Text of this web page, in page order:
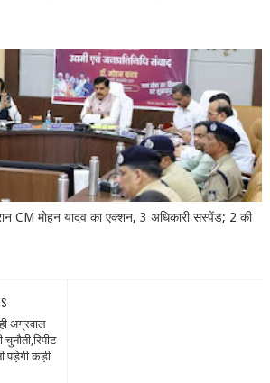
CM मोहन यादव का एक्शन, 3 अधिकारी सस्पेंड; 2 की
अग्रवाल
पड़ेगी कड़ी